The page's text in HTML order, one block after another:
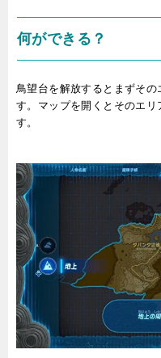
何ができる？
鳥望台を解放するとまずその
す。マップを開くとそのエ
す。